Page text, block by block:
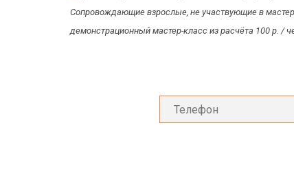
Сопровождающие взрослые, не участвующие в
демонстрационный мастер-класс из расчёта 100 р. /